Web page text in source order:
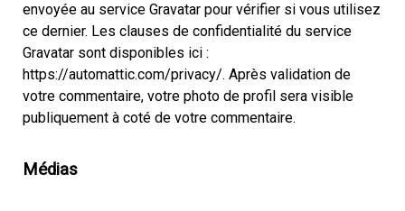
envoyée au service Gravatar pour vérifier si vous utilisez
ce dernier. Les clauses de confidentialité du service
Gravatar sont disponibles ici :
https://automattic.com/privacy/. Après validation de
votre commentaire, votre photo de profil sera visible
publiquement à coté de votre commentaire.
Médias